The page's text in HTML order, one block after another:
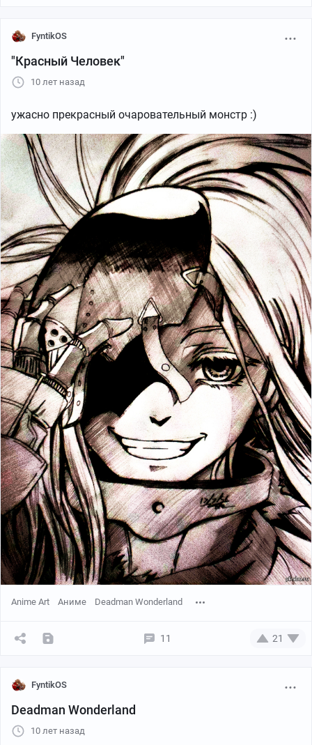
FyntikOS
"Красный Человек"
10 лет назад
ужасно прекрасный очаровательный монстр :)
Anime Art Аниме Deadman Wonderland
11 21
FyntikOS
Deadman Wonderland
10 лет назад